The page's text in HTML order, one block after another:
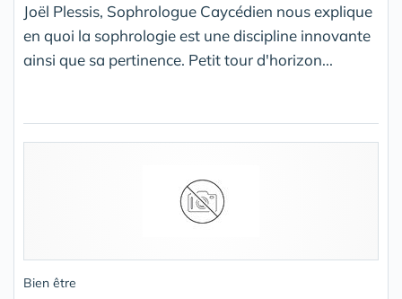
Joël Plessis, Sophrologue Caycédien nous explique
en quoi la sophrologie est une discipline innovante
ainsi que sa pertinence. Petit tour d'horizon...
Bien être